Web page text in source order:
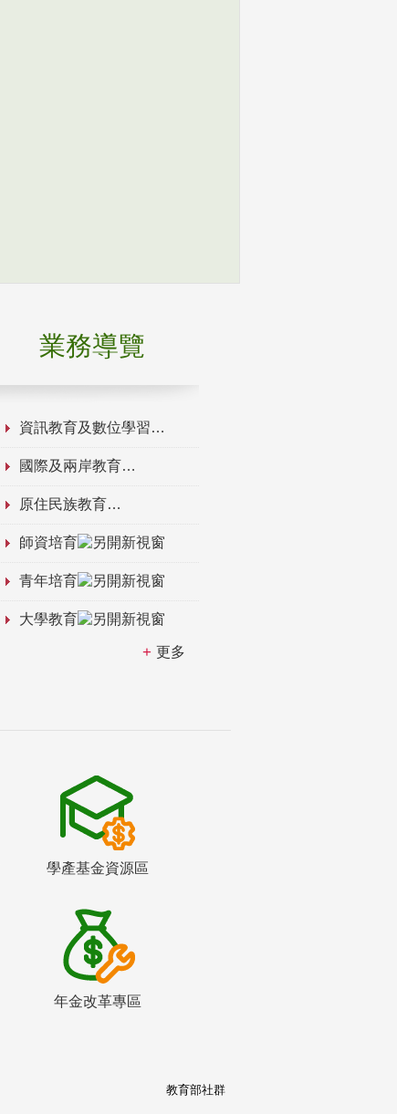
業務導覽
資訊教育及數位學習
國際及兩岸教育
原住民族教育
師資培育
青年培育
大學教育
更多
學產基金資源區
年金改革專區
教育部社群